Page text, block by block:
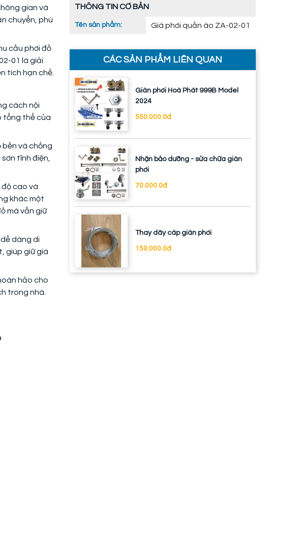
gian và
chuyển, phù
cầu phơi đồ
01 là giải
tích hạn chế.
cách nội
tổng thể của
và chống
tĩnh điện,
độ cao và
khác một
mà vẫn giữ
dàng di
giúp giữ giá
hảo cho
trong nhà.
THÔNG TIN CƠ BẢN
Tên sản phẩm: Giá phơi quần áo ZA-02-01
CÁC SẢN PHẨM LIÊN QUAN
Giàn phơi Hoà Phát 999B Model
2024
550.000.0đ
Nhận bảo dưỡng - sửa chữa giàn
phơi
70.000.0đ
Thay dây cáp giàn phơi
150.000.0đ